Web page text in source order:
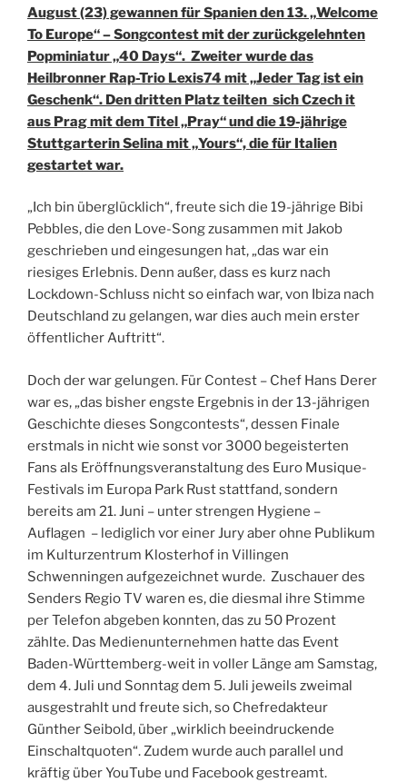
August (23) gewannen für Spanien den 13. „Welcome
To Europe“ – Songcontest mit der zurückgelehnten
Popminiatur „40 Days“. Zweiter wurde das
Heilbronner Rap-Trio Lexis74 mit „Jeder Tag ist ein
Geschenk“. Den dritten Platz teilten sich Czech it
aus Prag mit dem Titel „Pray“ und die 19-jährige
Stuttgarterin Selina mit „Yours“, die für Italien
gestartet war.
„Ich bin überglücklich“, freute sich die 19-jährige Bibi
Pebbles, die den Love-Song zusammen mit Jakob
geschrieben und eingesungen hat, „das war ein
riesiges Erlebnis. Denn außer, dass es kurz nach
Lockdown-Schluss nicht so einfach war, von Ibiza nach
Deutschland zu gelangen, war dies auch mein erster
öffentlicher Auftritt“.
Doch der war gelungen. Für Contest – Chef Hans Derer
war es, „das bisher engste Ergebnis in der 13-jährigen
Geschichte dieses Songcontests“, dessen Finale
erstmals in nicht wie sonst vor 3000 begeisterten
Fans als Eröffnungsveranstaltung des Euro Musique-
Festivals im Europa Park Rust stattfand, sondern
bereits am 21. Juni – unter strengen Hygiene –
Auflagen – lediglich vor einer Jury aber ohne Publikum
im Kulturzentrum Klosterhof in Villingen
Schwenningen aufgezeichnet wurde. Zuschauer des
Senders Regio TV waren es, die diesmal ihre Stimme
per Telefon abgeben konnten, das zu 50 Prozent
zählte. Das Medienunternehmen hatte das Event
Baden-Württemberg-weit in voller Länge am Samstag,
dem 4. Juli und Sonntag dem 5. Juli jeweils zweimal
ausgestrahlt und freute sich, so Chefredakteur
Günther Seibold, über „wirklich beeindruckende
Einschaltquoten“. Zudem wurde auch parallel und
kräftig über YouTube und Facebook gestreamt.